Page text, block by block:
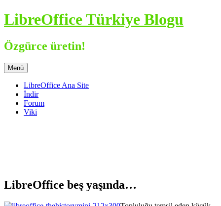
İçeriğe
atla
LibreOffice Türkiye Blogu
Özgürce üretin!
Menü
LibreOffice Ana Site
İndir
Forum
Viki
LibreOffice beş yaşında…